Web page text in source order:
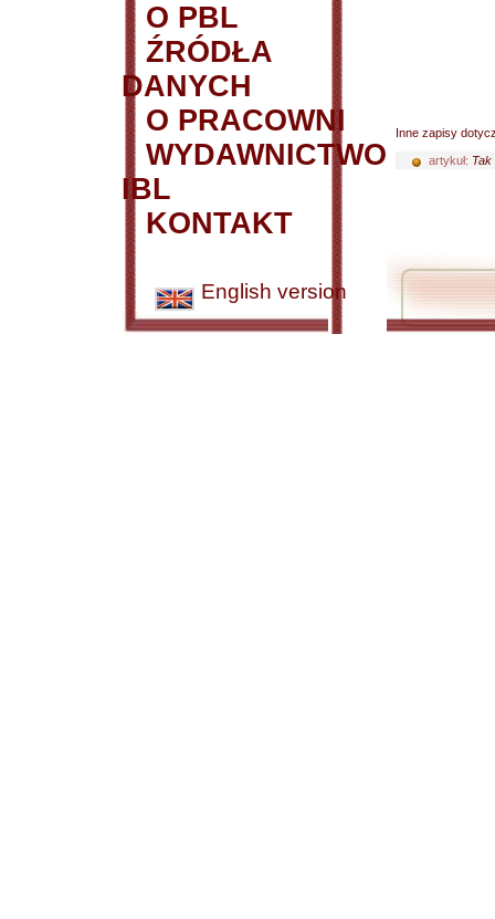
O PBL
ŹRÓDŁA
DANYCH
O PRACOWNI
WYDAWNICTWO
IBL
KONTAKT
English version
Inne zapisy
artykuł: Tak